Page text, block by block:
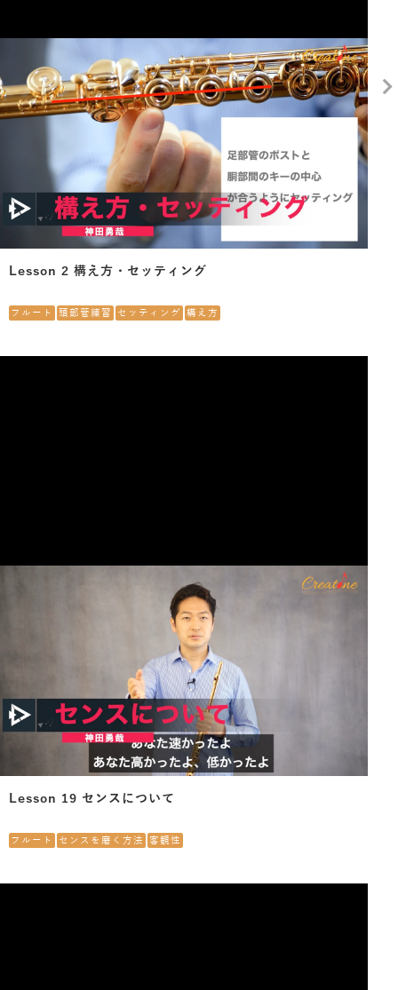
Lesson 2 構え方・セッティング
フルート 頭部管練習 セッティング 構え方
Lesson 19 センスについて
フルート センスを磨く方法 客観性